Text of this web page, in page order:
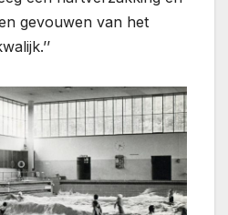
gevouwen van het